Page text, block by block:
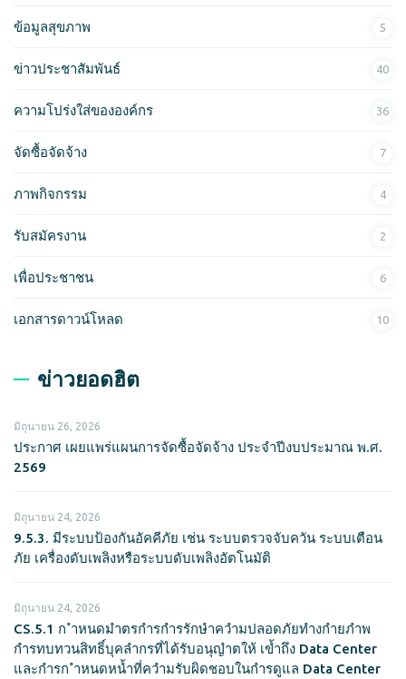
ข้อมูลสุขภาพ 5
ข่าวประชาสัมพันธ์ 40
ความโปร่งใส่ขององค์กร 36
จัดซื้อจัดจ้าง 7
ภาพกิจกรรม 4
รับสมัครงาน 2
เพื่อประชาชน 6
เอกสารดาวน์โหลด 10
ข่าวยอดฮิต
มิถุนายน 26, 2026
ประกาศ เผยแพร่แผนการจัดซื้อจัดจ้าง ประจำปีงบประมาณ พ.ศ.
2569
มิถุนายน 24, 2026
9.5.3. มีระบบป้องกันอัคคีภัย เช่น ระบบตรวจจับควัน ระบบเตือน
ภัย เครื่องดับเพลิงหรือระบบดับเพลิงอัตโนมัติ
มิถุนายน 24, 2026
CS.5.1 ก ำหนดมำตรกำรกำรรักษำควำมปลอดภัยทำงกำยภำพ
กำรทบทวนสิทธิ์บุคลำกรที่ได้รับอนุญำตให้ เข้ำถึง Data Center
และกำรก ำหนดหน้ำที่ควำมรับผิดชอบในกำรดูแล Data Center